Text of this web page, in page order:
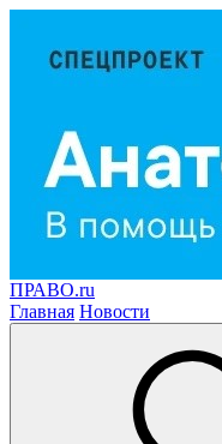
ПРАВО.ru
Главная Новости